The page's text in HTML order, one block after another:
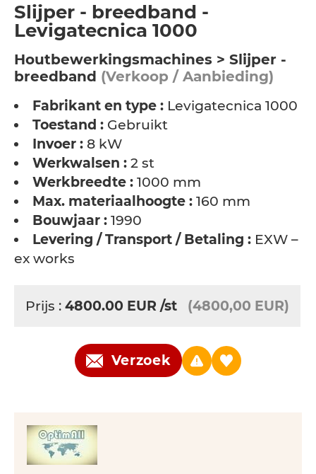
Slijper - breedband -
Levigatecnica 1000
Houtbewerkingsmachines > Slijper -
breedband (Verkoop / Aanbieding)
Fabrikant en type : Levigatecnica 1000
Toestand : Gebruikt
Invoer : 8 kW
Werkwalsen : 2 st
Werkbreedte : 1000 mm
Max. materiaalhoogte : 160 mm
Bouwjaar : 1990
Levering / Transport / Betaling : EXW –
ex works
Prijs : 4800.00 EUR /st (4800,00 EUR)
Verzoek